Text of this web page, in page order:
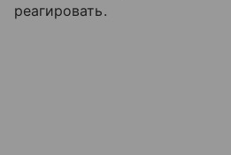
реагировать.